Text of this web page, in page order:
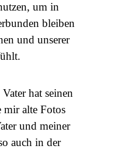
um in
bleiben
und unserer
hat seinen
mir alte Fotos
und meiner
auch in der